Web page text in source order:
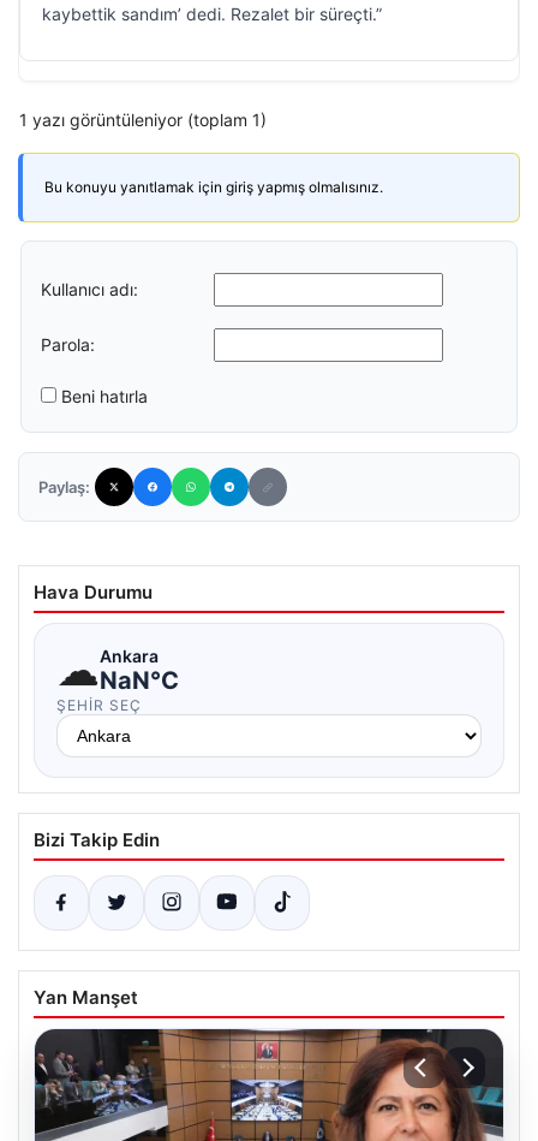
kaybettik sandım’ dedi. Rezalet bir süreçti.”
1 yazı görüntüleniyor (toplam 1)
Bu konuyu yanıtlamak için giriş yapmış olmalısınız.
Kullanıcı adı:
Parola:
Beni hatırla
Paylaş:
Hava Durumu
☁Ankara
NaN°C
ŞEHIR SEÇ
Bizi Takip Edin
Yan Manşet